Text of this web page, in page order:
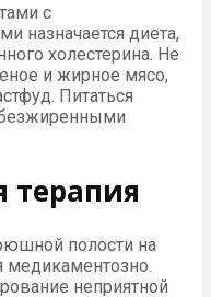
с
назначается диета,
холестерина. Не
и жирное мясо,
Питаться
терапия
полости на
медикаментозно.
неприятной